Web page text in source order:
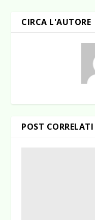
CIRCA L'AUTORE
POST CORRELATI